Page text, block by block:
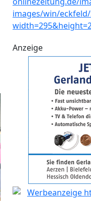
Anzeige